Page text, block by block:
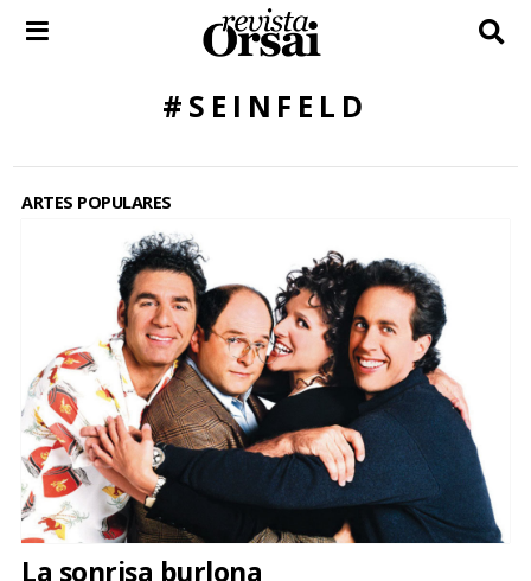
#SEINFELD
ARTES POPULARES
La sonrisa burlona